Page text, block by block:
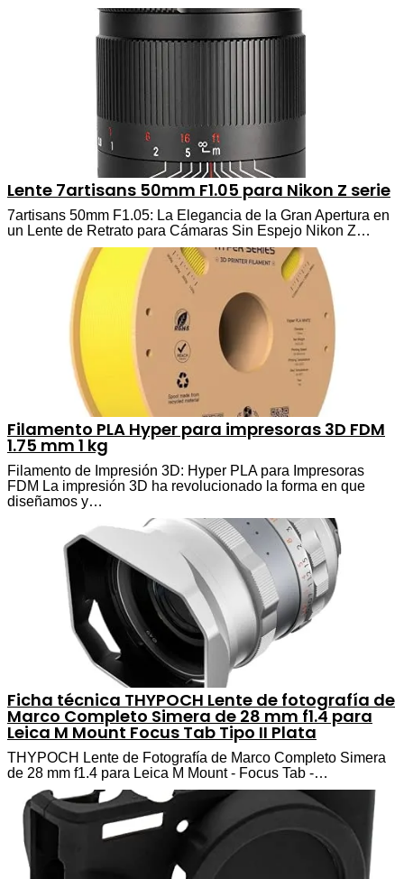
Lente 7artisans 50mm F1.05 para Nikon Z serie
7artisans 50mm F1.05: La Elegancia de la Gran Apertura en
un Lente de Retrato para Cámaras Sin Espejo Nikon Z…
Filamento PLA Hyper para impresoras 3D FDM
1.75 mm 1 kg
Filamento de Impresión 3D: Hyper PLA para Impresoras
FDM La impresión 3D ha revolucionado la forma en que
diseñamos y…
Ficha técnica THYPOCH Lente de fotografía de
Marco Completo Simera de 28 mm f1.4 para
Leica M Mount Focus Tab Tipo II Plata
THYPOCH Lente de Fotografía de Marco Completo Simera
de 28 mm f1.4 para Leica M Mount - Focus Tab -…